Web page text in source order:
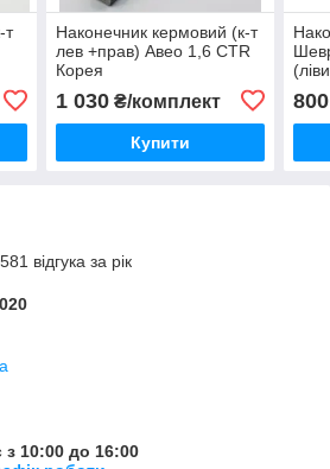
т
Наконечник кермовий (к-т
лев +прав) Авео 1,6 CTR
Корея
1 030₴/комплект
Купити
800
відгука за рік
10:00 до 16:00